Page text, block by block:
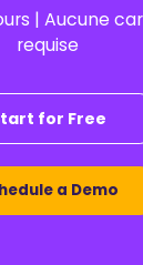
| Aucune
requise
for Free
a Demo